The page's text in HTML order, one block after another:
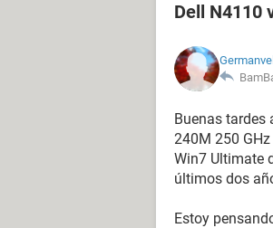
Dell N4110
Buenas tardes
240M 250
Win7 Ultimate
últimos dos
Estoy